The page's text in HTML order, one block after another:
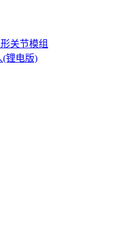
关节模组
(锂电版)